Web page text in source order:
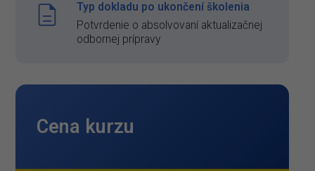
Typ dokladu po ukončení školenia
Potvrdenie o absolvovaní aktualizačnej
odbornej prípravy
Cena kurzu